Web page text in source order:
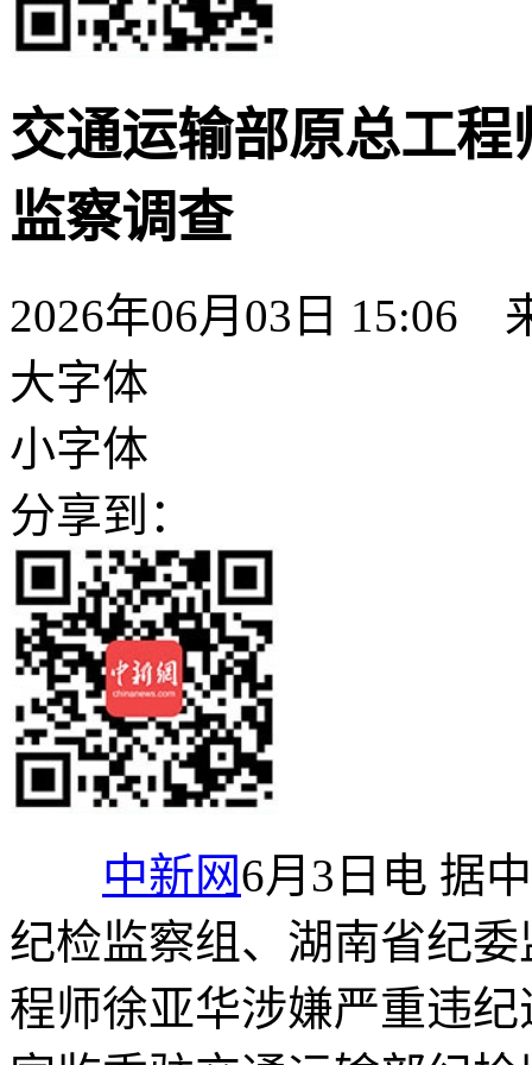
交通运输部原总工
监察调查
2026年06月03日 15:06
大字体
小字体
分享到：
中新网6月3日电 据
纪检监察组、湖南省纪
程师徐亚华涉嫌严重违